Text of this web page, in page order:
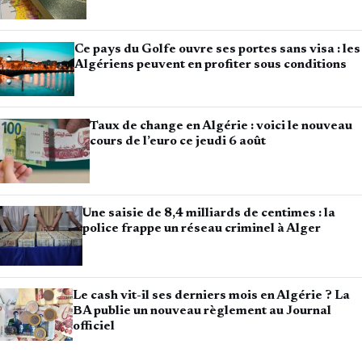
Ce pays du Golfe ouvre ses portes sans visa : les
Algériens peuvent en profiter sous conditions
Taux de change en Algérie : voici le nouveau
cours de l’euro ce jeudi 6 août
Une saisie de 8,4 milliards de centimes : la
police frappe un réseau criminel à Alger
Le cash vit-il ses derniers mois en Algérie ? La
BA publie un nouveau règlement au Journal
officiel